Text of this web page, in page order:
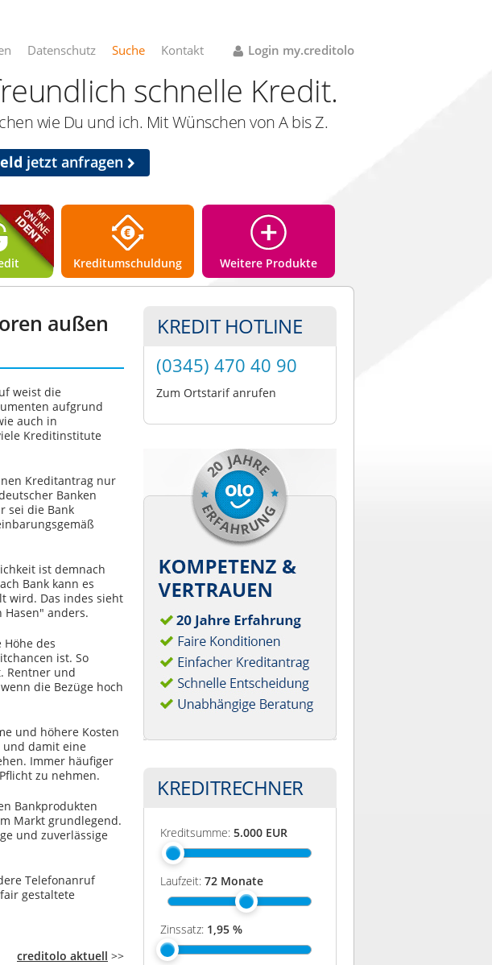
Datenschutz Suche Kontakt Login my.creditolo
schnelle Kredit.
wie Du und ich. Mit Wünschen von A bis Z.
jetzt anfragen
Kreditumschuldung Weitere Produkte
außen
weist die
aufgrund
auch in
Kreditinstitute
Kreditantrag nur
Banken
sei die Bank
ist demnach
Bank kann es
wird. Das indes sieht
anders.
des
ist. So
Rentner und
die Bezüge hoch
und höhere Kosten
und damit eine
Immer häufiger
zu nehmen.
Bankprodukten
Markt grundlegend.
und zuverlässige
Telefonanruf
gestaltete
creditolo aktuell >>
KREDIT HOTLINE
(0345) 470 40 90
Zum Ortstarif anrufen
KREDITRECHNER
Kreditsumme: 5.000 EUR
Laufzeit: 72 Monate
Zinssatz: 1,95 %